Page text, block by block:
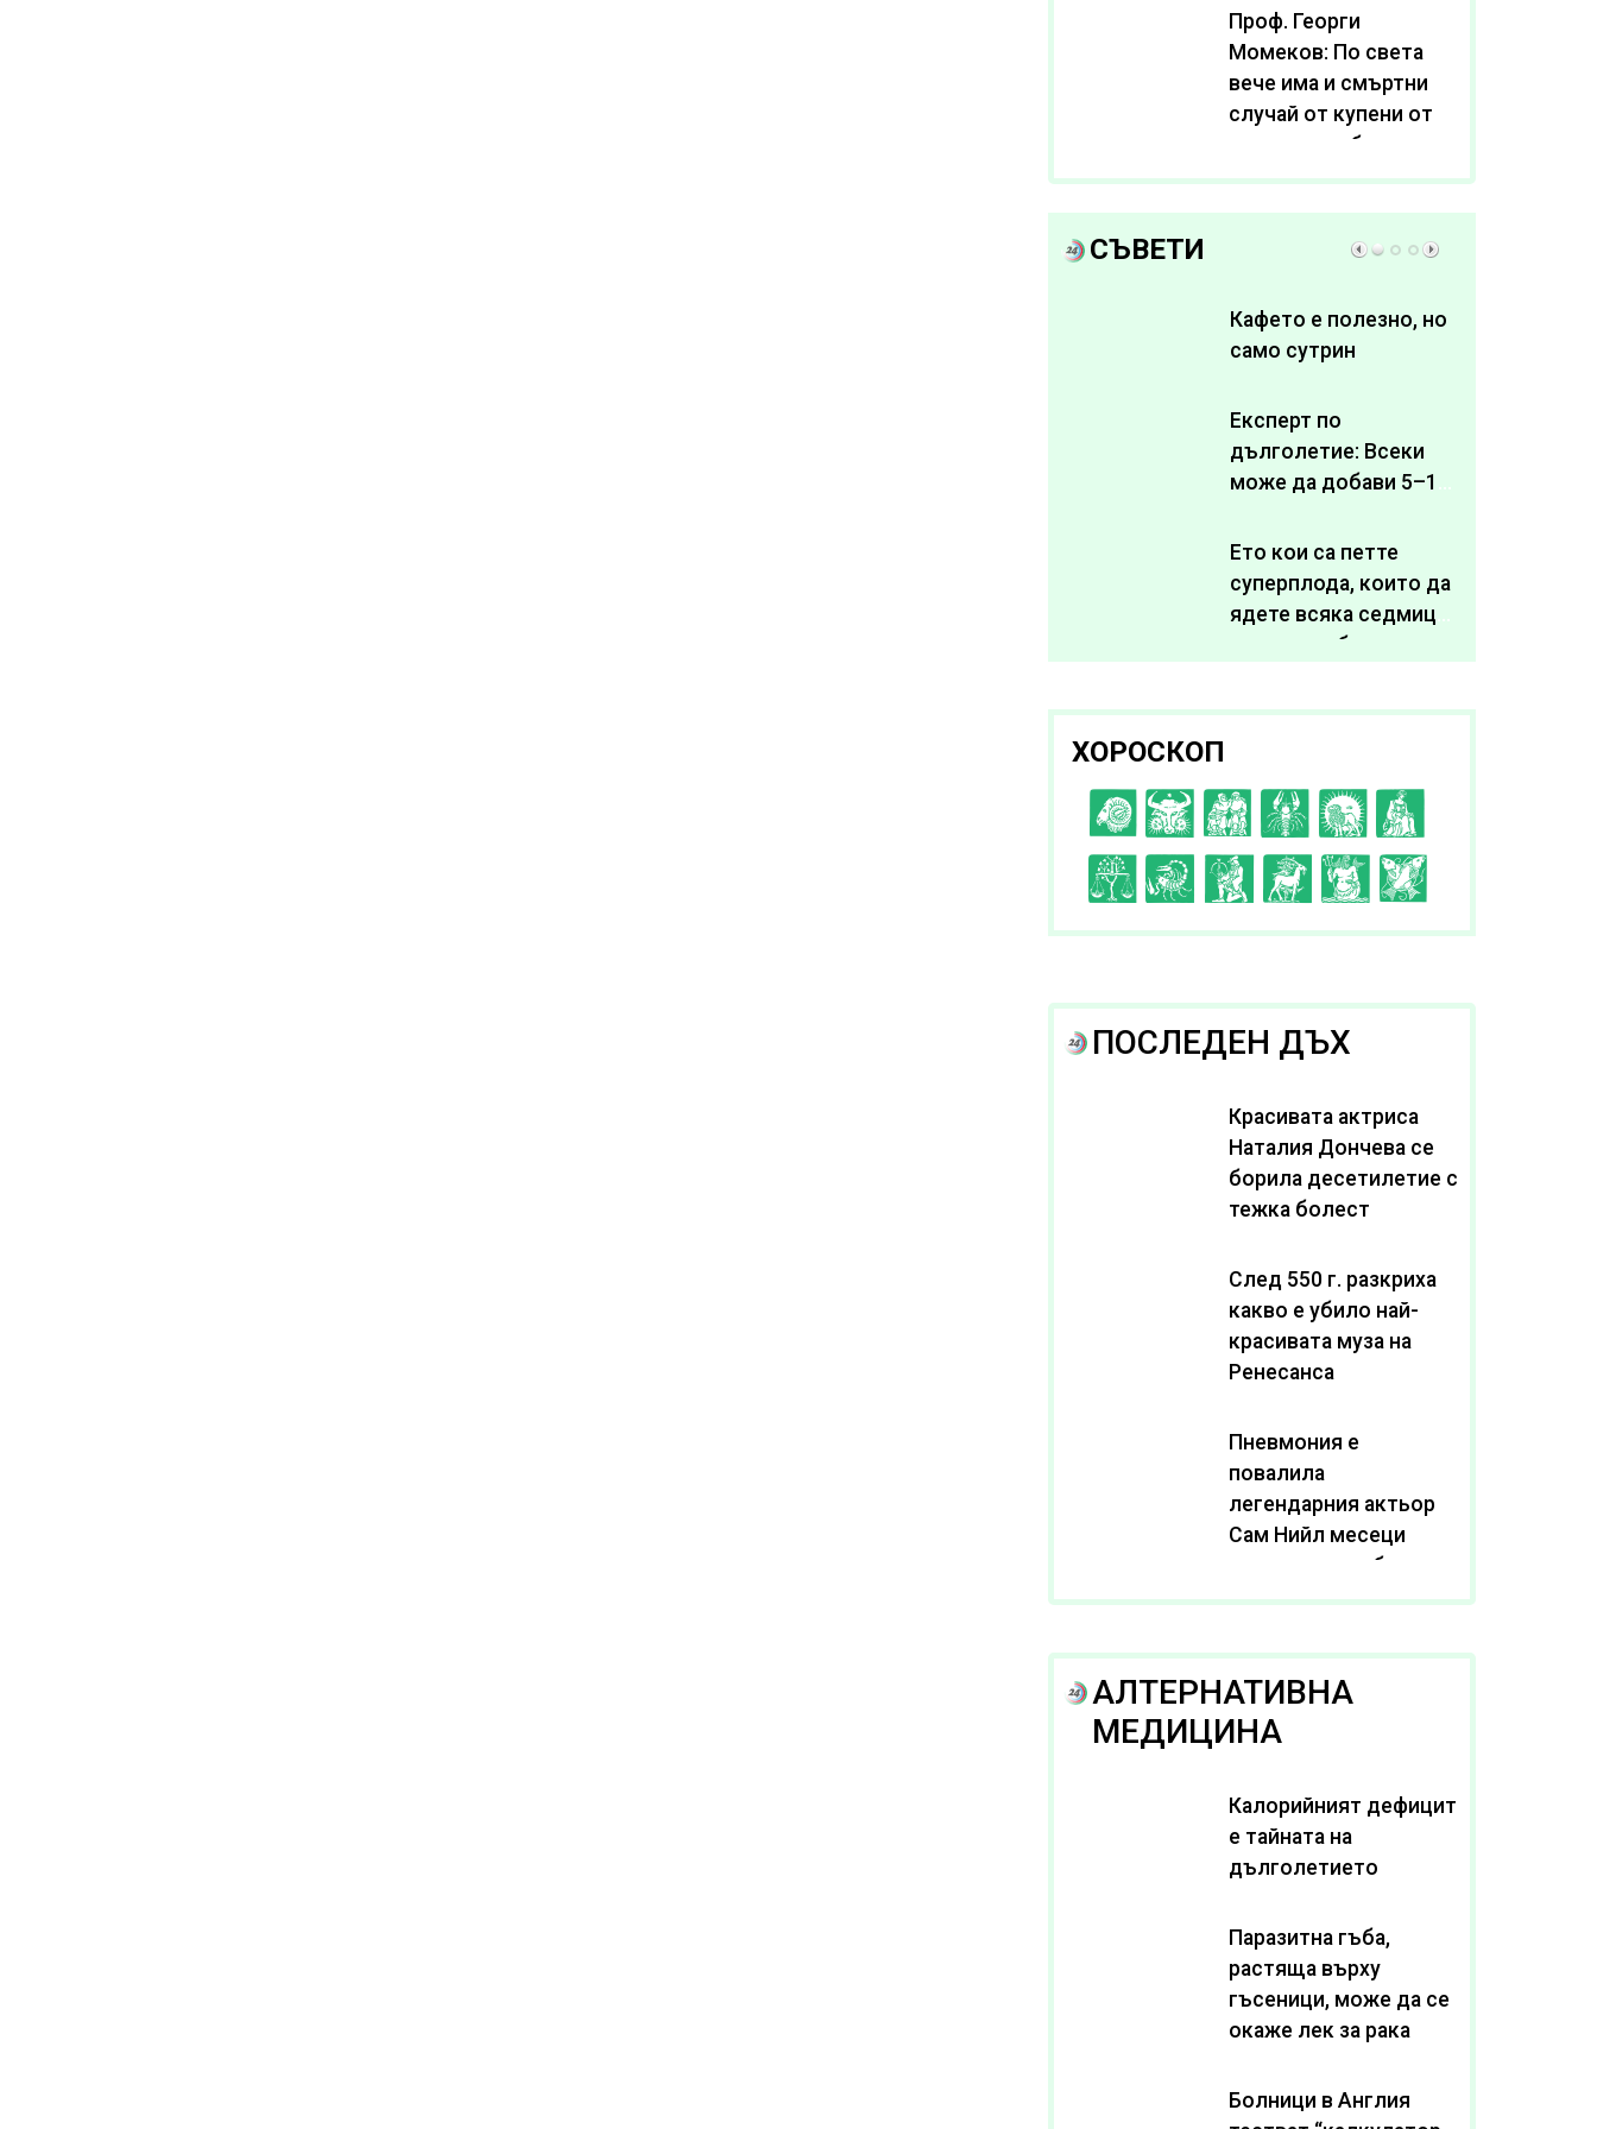
Проф. Георги
Момеков: По света
вече има и смъртни
случай от купени от
интернет субстанции
за отслабване
СЪВЕТИ
Кафето е полезно, но
само сутрин
Експерт по
дълголетие: Всеки
може да добави 5–10
живота си
Ето кои са петте
суперплода, които да
ядете всяка седмица,
за да подобрите
ХОРОСКОП
C D EFGH
I J K L A B
ПОСЛЕДЕН ДЪХ
Красивата актриса
Наталия Дончева се
борила десетилетие с
тежка болест
След 550 г. разкриха
какво е убило най-
красивата муза на
Ренесанса
Пневмония е
повалила
легендарния актьор
Сам Нийл месеци
след като пребори
рака
АЛТЕРНАТИВНА
МЕДИЦИНА
Калорийният дефицит
е тайната на
дълголетието
Паразитна гъба,
растяща върху
гъсеници, може да се
окаже лек за рака
Болници в Англия